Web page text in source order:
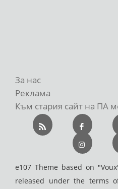
За нас
Реклама
Към стария сайт на ПА
e107 Theme based on
released under the terms